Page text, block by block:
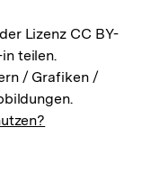
Lizenz CC BY-
teilen.
/ Grafiken /